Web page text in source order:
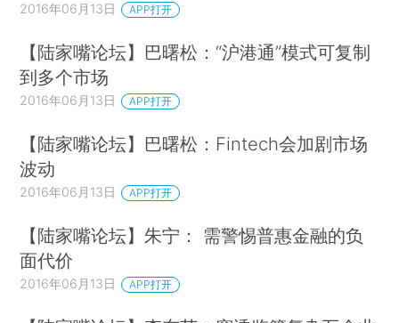
2016年06月13日 APP打开
【陆家嘴论坛】巴曙松：“沪港通”模式可复制
到多个市场
2016年06月13日 APP打开
【陆家嘴论坛】巴曙松：Fintech会加剧市场
波动
2016年06月13日 APP打开
【陆家嘴论坛】朱宁： 需警惕普惠金融的负
面代价
2016年06月13日 APP打开